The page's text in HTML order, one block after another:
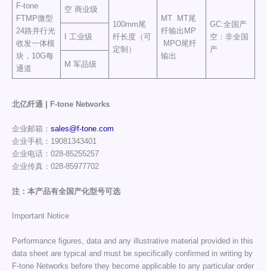
F-tone
FTMP微型
24路并行光
收发一体模
块，10G每
通道
空 商业级
100mm尾
纤长度（可
定制）
MT MT尾
纤输出MP
MPO尾纤
输出
GC:全国产
空：非全国
产
I 工业级
M 军品级
北亿纤通 | F-tone Networks
企业邮箱： sales@f-tone.com
企业手机：19081343401
企业电话：028-85255257
企业传真：028-85977702
注：本产品有全国产化型号可选
Important Notice
Performance figures, data and any illustrative material provided in this
data sheet are typical and must be specifically confirmed in writing by
F-tone Networks before they become applicable to any particular order